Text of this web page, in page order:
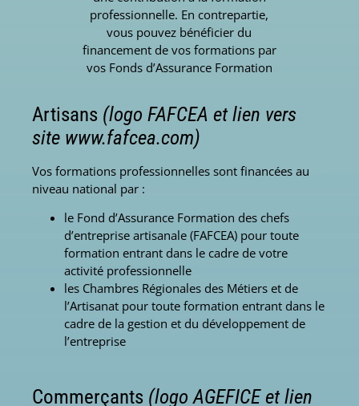
professionnelle. En contrepartie,
vous pouvez bénéficier du
financement de vos formations par
vos Fonds d’Assurance Formation
Artisans (logo FAFCEA et lien vers
site www.fafcea.com)
Vos formations professionnelles sont financées au
niveau national par :
le Fond d’Assurance Formation des chefs
d’entreprise artisanale (FAFCEA) pour toute
formation entrant dans le cadre de votre
activité professionnelle
les Chambres Régionales des Métiers et de
l’Artisanat pour toute formation entrant dans le
cadre de la gestion et du développement de
l’entreprise
Commerçants (logo AGEFICE et lien